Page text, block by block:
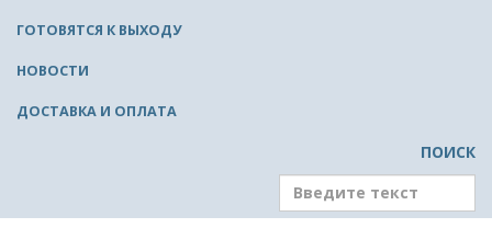
ГОТОВЯТСЯ К ВЫХОДУ
НОВОСТИ
ДОСТАВКА И ОПЛАТА
ПОИСК